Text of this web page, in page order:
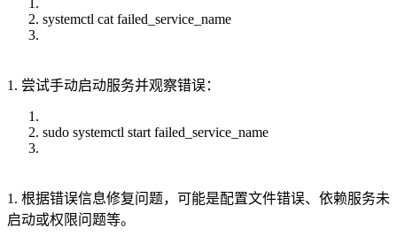
systemctl cat failed_service_name
1. 尝试手动启动服务并观察错误：
sudo systemctl start failed_service_name
1. 根据错误信息修复问题，可能是配置文件错误、依赖服务未
启动或权限问题等。